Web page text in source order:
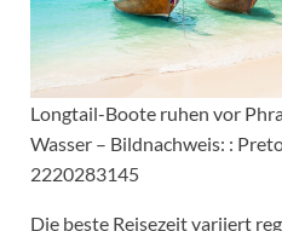
Longtail-Boote ruhen vor
Wasser – Bildnachweis: :
2220283145
Die beste Reisezeit variiert